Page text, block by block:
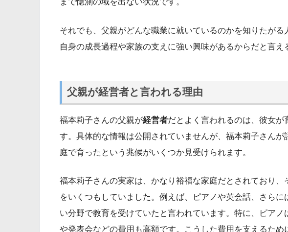
それでも、父親がどんな職業に就いているのかを知りたが
自身の成長過程や家族の支えに強い興味があるからだと言え
父親が経営者と言われる理由
福本莉子さんの父親が経営者だとよく言われるのは、彼女が
す。具体的な情報は公開されていませんが、福本莉子さん
庭で育ったという兆候がいくつか見受けられます。
福本莉子さんの実家は、かなり裕福な家庭だとされており
をいくつもしていました。例えば、ピアノや英会話、さら
い分野で教育を受けていたと言われています。特に、ピア
や発表会などの費用も高額です。こうした費用を支えるた